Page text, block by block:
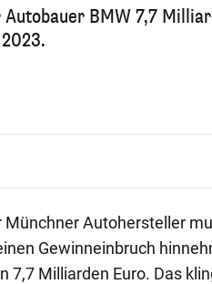
BMW 7,7
Münchner Autohersteller
Gewinneinbruch
7,7 Milliarden Euro. Das